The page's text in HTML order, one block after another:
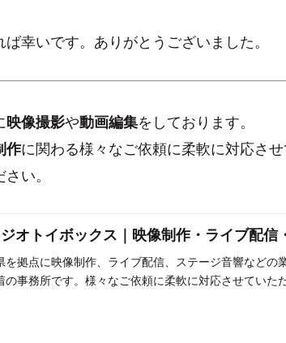
幸いです。ありがとうございました。
映像撮影や動画編集をしております。
作に関わる様々なご依頼に柔軟に対応させ
い。
オトイボックス｜映像制作・ライブ配信
を拠点に映像制作、ライブ配信、ステージ音響などの
の事務所です。様々なご依頼に柔軟に対応させていた